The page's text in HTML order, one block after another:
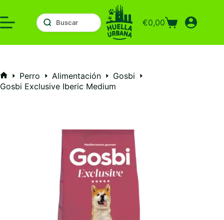
al
contenido
Carro
compra
€0,00
Inicio
Perro Alimentación
Gosbi
Gosbi Exclusive Iberic Medium